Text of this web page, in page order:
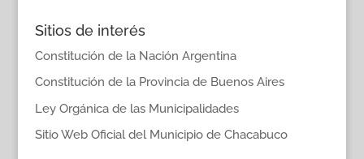
Sitios de interés
Constitución de la Nación Argentina
Constitución de la Provincia de Buenos Aires
Ley Orgánica de las Municipalidades
Sitio Web Oficial del Municipio de Chacabuco